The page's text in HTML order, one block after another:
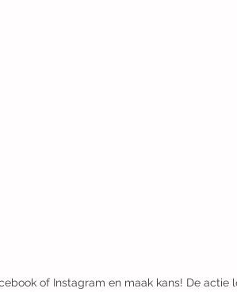
of Instagram en maak kans! De actie